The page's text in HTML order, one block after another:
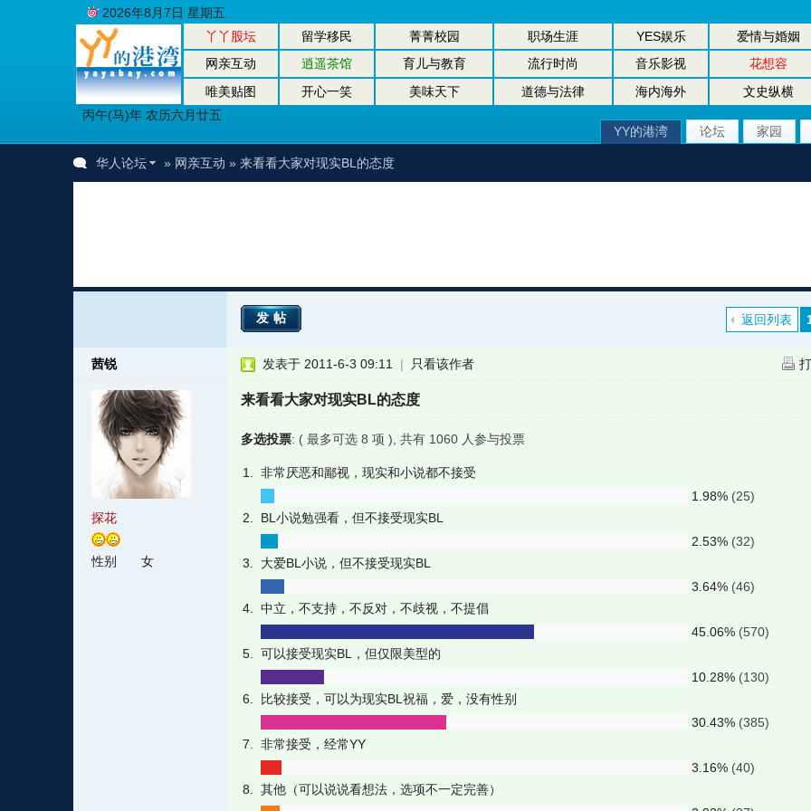
丫丫股坛 留学移民 菁菁校园 职场生涯 YES娱乐 爱情与婚姻
网亲互动
逍遥茶馆 育儿与教育 流行时尚 音乐影视 花想容
唯美贴图
开心一笑 美味天下 道德与法律 海内海外 文史纵横
丙午(马)年 农历六月廿五
2026年8月7日 星期五
YY的港湾 论坛 家园
华人论坛 » 网亲互动 » 来看看大家对现实BL的态度
返回列表
发帖
茜锐
探花
性别 女
发表于 2011-6-3 09:11 | 只看该作者
来看看大家对现实BL的态度
多选投票: ( 最多可选 8 项 ), 共有 1060 人参与投票
1. 非常厌恶和鄙视，现实和小说都不接受
1.98% (25)
2. BL小说勉强看，但不接受现实BL
2.53% (32)
3. 大爱BL小说，但不接受现实BL
3.64% (46)
4. 中立，不支持，不反对，不歧视，不提倡
45.06% (570)
5. 可以接受现实BL，但仅限美型的
10.28% (130)
6. 比较接受，可以为现实BL祝福，爱，没有性别
30.43% (385)
7. 非常接受，经常YY
3.16% (40)
8. 其他（可以说说看想法，选项不一定完善）